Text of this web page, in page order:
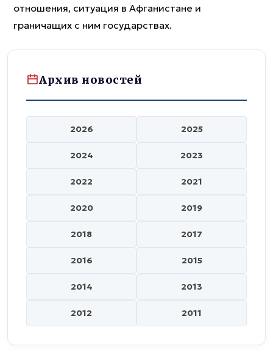
отношения, ситуация в Афганистане и
граничащих с ним государствах.
Архив новостей
2026 2025
2024 2023
2022 2021
2020 2019
2018 2017
2016 2015
2014 2013
2012 2011